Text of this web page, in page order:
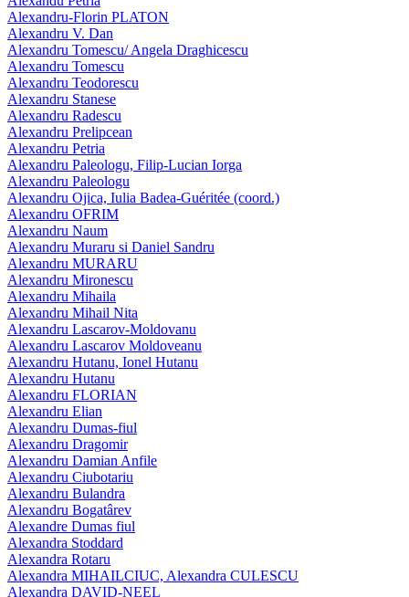
Alexandru-Florin PLATON
Alexandru V. Dan
Alexandru Tomescu/ Angela Draghicescu
Alexandru Tomescu
Alexandru Teodorescu
Alexandru Stanese
Alexandru Radescu
Alexandru Prelipcean
Alexandru Petria
Alexandru Paleologu, Filip-Lucian Iorga
Alexandru Paleologu
Alexandru Ojica, Iulia Badea-Guéritée (coord.)
Alexandru OFRIM
Alexandru Naum
Alexandru Muraru si Daniel Sandru
Alexandru MURARU
Alexandru Mironescu
Alexandru Mihaila
Alexandru Mihail Nita
Alexandru Lascarov-Moldovanu
Alexandru Lascarov Moldoveanu
Alexandru Hutanu, Ionel Hutanu
Alexandru Hutanu
Alexandru FLORIAN
Alexandru Elian
Alexandru Dumas-fiul
Alexandru Dragomir
Alexandru Damian Anfile
Alexandru Ciubotariu
Alexandru Bulandra
Alexandru Bogatârev
Alexandre Dumas fiul
Alexandra Stoddard
Alexandra Rotaru
Alexandra MIHAILCIUC, Alexandra CULESCU
Alexandra DAVID-NEEL